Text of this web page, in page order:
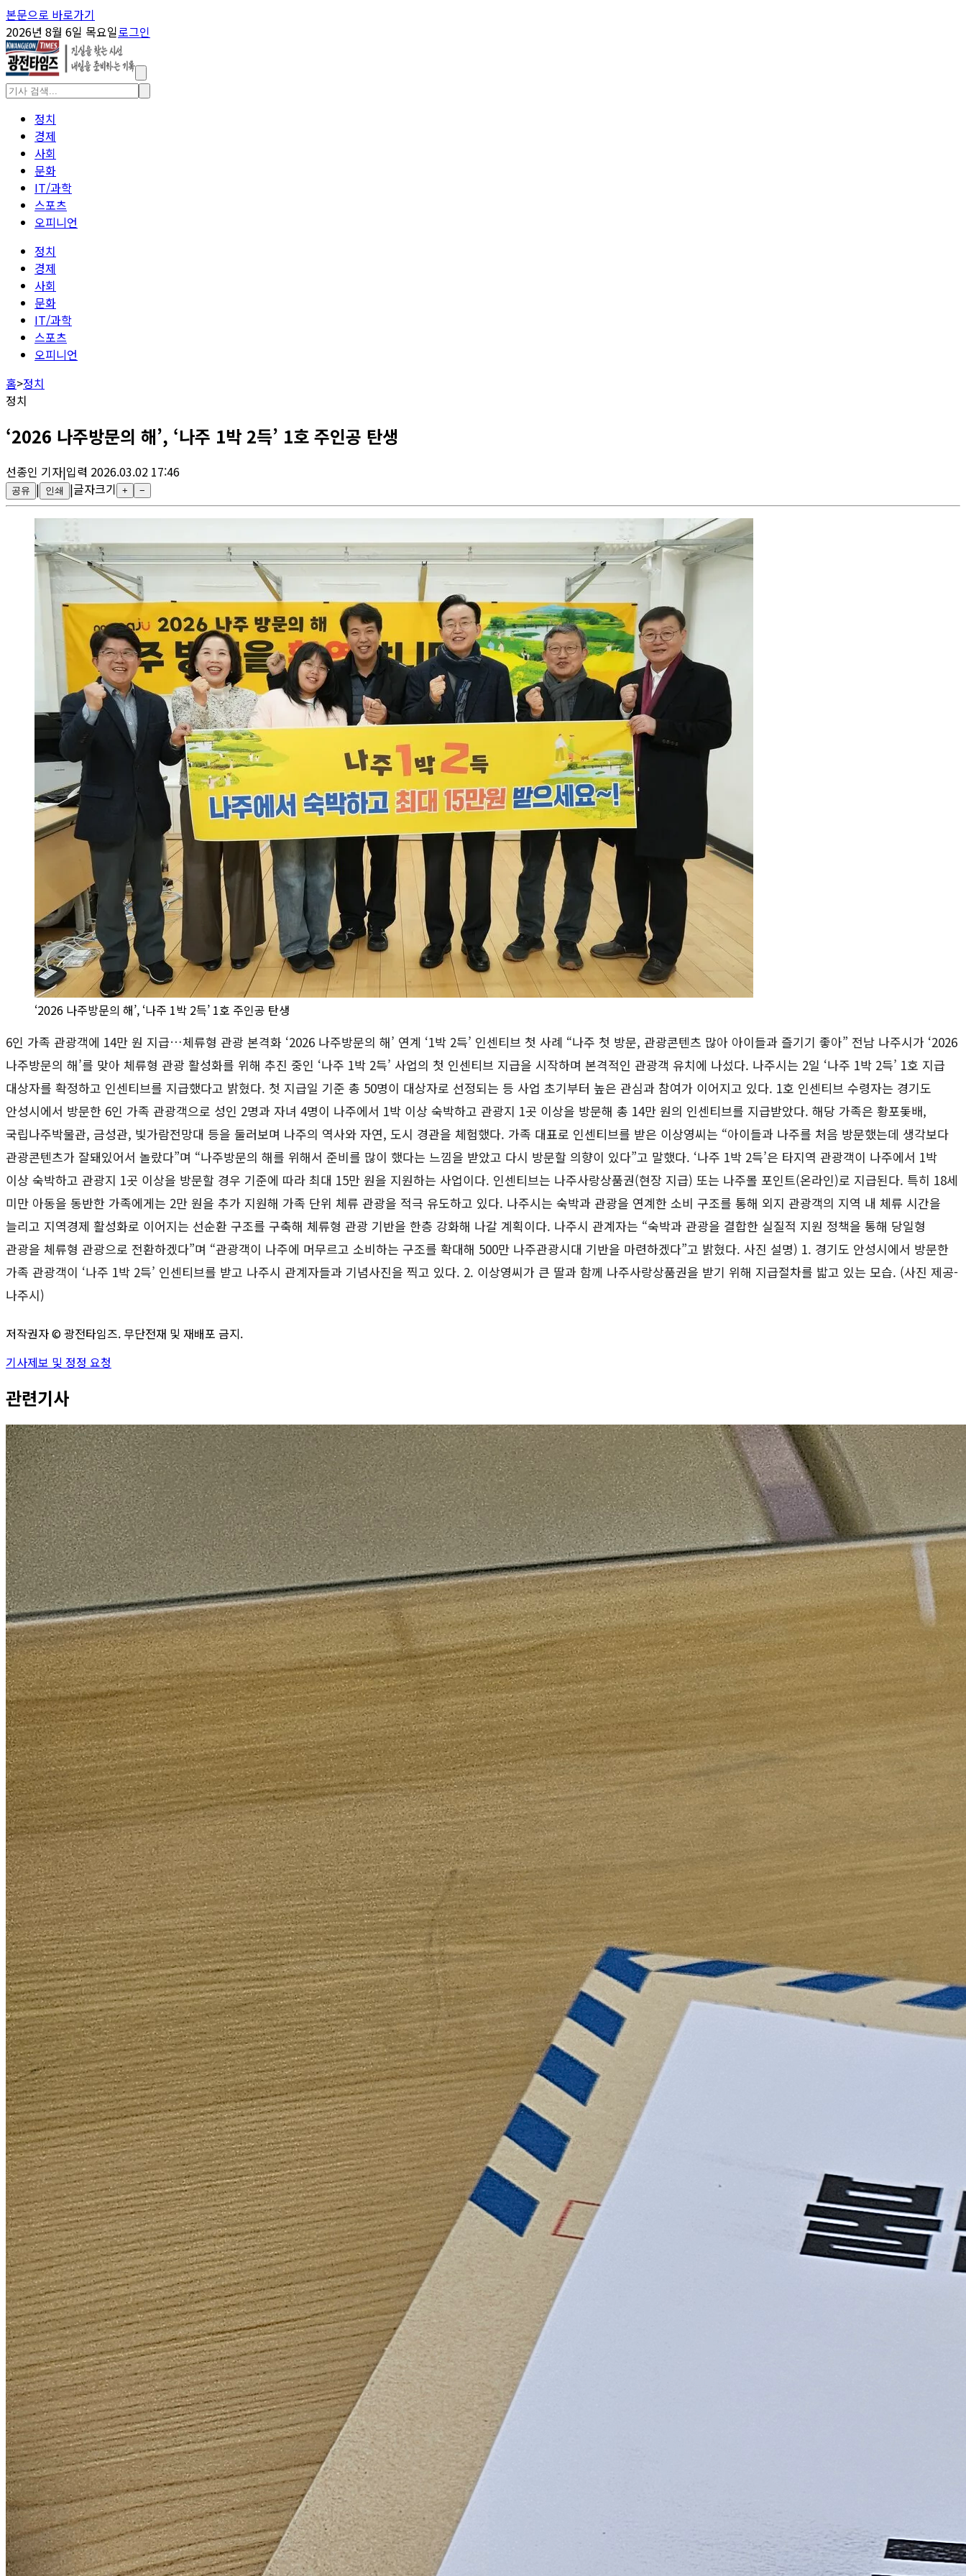
본문으로 바로가기
2026년 8월 6일 목요일로그인
정치
경제
사회
문화
IT/과학
스포츠
오피니언
정치
경제
사회
문화
IT/과학
스포츠
오피니언
홈>정치
정치
‘2026 나주방문의 해’, ‘나주 1박 2득’ 1호 주인공 탄생
선종인 기자|입력 2026.03.02 17:46
공유 | 인쇄 |글자크기 + −
‘2026 나주방문의 해’, ‘나주 1박 2득’ 1호 주인공 탄생
6인 가족 관광객에 14만 원 지급…체류형 관광 본격화 ‘2026 나주방문의 해’ 연계 ‘1박 2득’ 인센티브 첫 사례 “나주 첫 방문, 관광콘텐츠 많아 아이들과 즐기기 좋아” 전남 나주시가 ‘2026
나주방문의 해’를 맞아 체류형 관광 활성화를 위해 추진 중인 ‘나주 1박 2득’ 사업의 첫 인센티브 지급을 시작하며 본격적인 관광객 유치에 나섰다. 나주시는 2일 ‘나주 1박 2득’ 1호 지급
대상자를 확정하고 인센티브를 지급했다고 밝혔다. 첫 지급일 기준 총 50명이 대상자로 선정되는 등 사업 초기부터 높은 관심과 참여가 이어지고 있다. 1호 인센티브 수령자는 경기도
안성시에서 방문한 6인 가족 관광객으로 성인 2명과 자녀 4명이 나주에서 1박 이상 숙박하고 관광지 1곳 이상을 방문해 총 14만 원의 인센티브를 지급받았다. 해당 가족은 황포돛배,
국립나주박물관, 금성관, 빛가람전망대 등을 둘러보며 나주의 역사와 자연, 도시 경관을 체험했다. 가족 대표로 인센티브를 받은 이상영씨는 “아이들과 나주를 처음 방문했는데 생각보다
관광콘텐츠가 잘돼있어서 놀랐다”며 “나주방문의 해를 위해서 준비를 많이 했다는 느낌을 받았고 다시 방문할 의향이 있다”고 말했다. ‘나주 1박 2득’은 타지역 관광객이 나주에서 1박
이상 숙박하고 관광지 1곳 이상을 방문할 경우 기준에 따라 최대 15만 원을 지원하는 사업이다. 인센티브는 나주사랑상품권(현장 지급) 또는 나주몰 포인트(온라인)로 지급된다. 특히 18세
미만 아동을 동반한 가족에게는 2만 원을 추가 지원해 가족 단위 체류 관광을 적극 유도하고 있다. 나주시는 숙박과 관광을 연계한 소비 구조를 통해 외지 관광객의 지역 내 체류 시간을
늘리고 지역경제 활성화로 이어지는 선순환 구조를 구축해 체류형 관광 기반을 한층 강화해 나갈 계획이다. 나주시 관계자는 “숙박과 관광을 결합한 실질적 지원 정책을 통해 당일형
관광을 체류형 관광으로 전환하겠다”며 “관광객이 나주에 머무르고 소비하는 구조를 확대해 500만 나주관광시대 기반을 마련하겠다”고 밝혔다. 사진 설명) 1. 경기도 안성시에서 방문한
가족 관광객이 ‘나주 1박 2득’ 인센티브를 받고 나주시 관계자들과 기념사진을 찍고 있다. 2. 이상영씨가 큰 딸과 함께 나주사랑상품권을 받기 위해 지급절차를 밟고 있는 모습. (사진 제공-
나주시)
저작권자 ©광전타임즈. 무단전재 및 재배포 금지.
기사제보 및 정정 요청
관련기사